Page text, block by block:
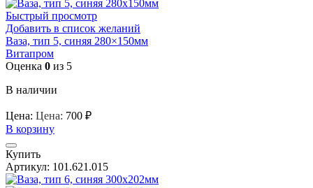
Быстрый просмотр
Добавить в список желаний
Ваза, тип 5, синяя 280×150мм
Витапром
Оценка 0 из 5
В наличии
Цена: Цена: 700 ₽
В корзину
Купить
Артикул: 101.621.015